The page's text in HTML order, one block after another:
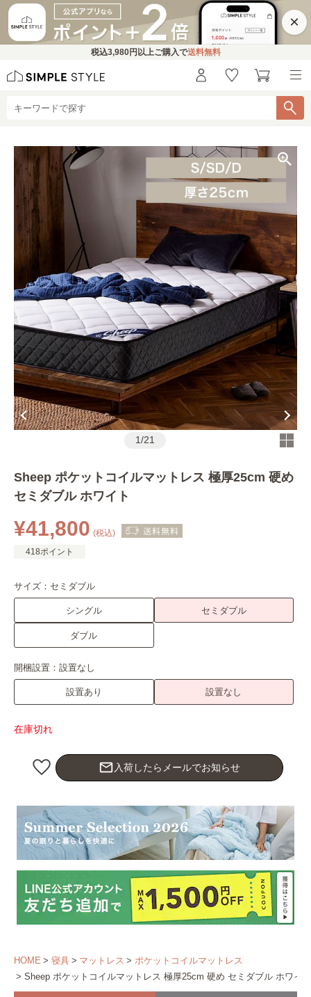
×
税込3,980円 以上ご購入で送料無料
1/21
Sheep ポケットコイルマットレス 極厚25cm 硬め
セミダブル ホワイト
¥41,800 (税込)
418ポイント
サイズ： セミダブル
シングル セミダブル
ダブル
開梱設置： 設置なし
設置あり 設置なし
在庫切れ
mail_outline 入荷したらメールでお知らせ
HOME 寝具 マットレス
ポケットコイルマットレス
Sheep ポケットコイルマットレス 極厚25cm 硬め セミダブル ホワイト